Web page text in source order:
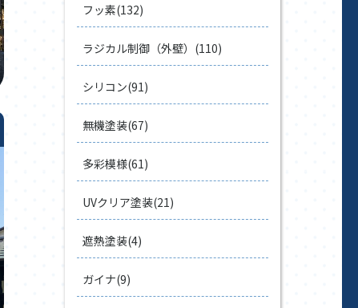
フッ素(132)
ラジカル制御（外壁）(110)
シリコン(91)
無機塗装(67)
多彩模様(61)
UVクリア塗装(21)
遮熱塗装(4)
ガイナ(9)